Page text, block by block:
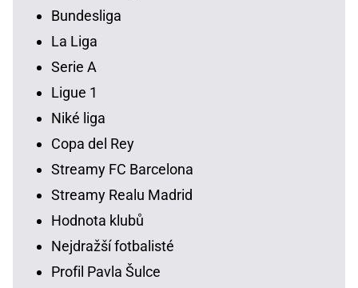
Bundesliga
La Liga
Serie A
Ligue 1
Niké liga
Copa del Rey
Streamy FC Barcelona
Streamy Realu Madrid
Hodnota klubů
Nejdražší fotbalisté
Profil Pavla Šulce